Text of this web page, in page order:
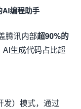
编程助手
腾讯内部超90%的
AI生成代码占比超
发）模式，通过